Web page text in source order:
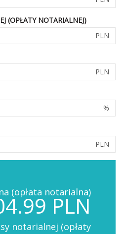
(OPŁATY NOTARIALNEJ)
PLN
PLN
%
PLN
(opłata notarialna)
PLN
notarialnej (opłaty